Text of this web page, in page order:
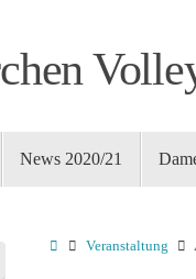
News 2020/21
Startseite
Veranstaltung